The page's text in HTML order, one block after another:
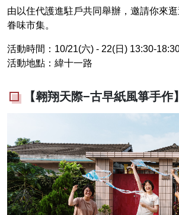
由以住代護進駐戶共同舉辦，邀請你來
眷味市集。
活動時間：10/21(六) - 22(日) 13:30-
活動地點：緯十一路
【翱翔天際−古早紙風箏手作】